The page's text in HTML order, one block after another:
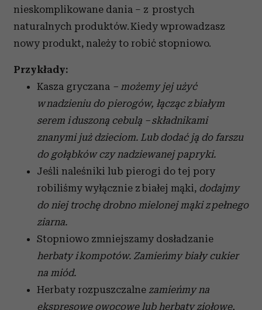
nieskomplikowane dania – z prostych
naturalnych produktów. Kiedy wprowadzasz
nowy produkt, należy to robić stopniowo.
Przykłady:
Kasza gryczana – możemy jej użyć
w nadzieniu do pierogów, łącząc z białym
serem i duszoną cebulą – składnikami
znanymi już dzieciom. Lub dodać ją do farszu
do gołąbków czy nadziewanej papryki.
Jeśli naleśniki lub pierogi do tej pory
robiliśmy wyłącznie z białej mąki, dodajmy
do niej trochę drobno mielonej mąki z pełnego
ziarna.
Stopniowo zmniejszamy dosładzanie
herbaty i kompotów. Zamieńmy biały cukier
na miód.
Herbaty rozpuszczalne zamieńmy na
ekspresowe owocowe lub herbaty ziołowe,